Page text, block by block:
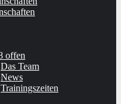
offen
Das Team
News
Trainingszeiten